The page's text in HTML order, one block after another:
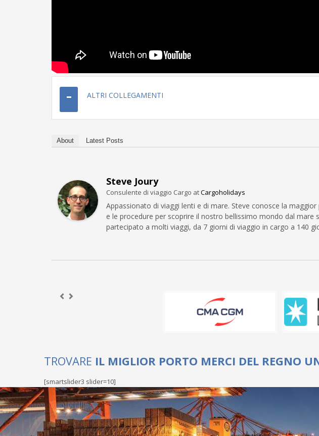
ALTRI COLLEGAMENTI
About Latest Posts
Steve Joury
Consulente di viaggio Cargo atCargoholidays
Appassionato di viaggi lenti e di mare. Steve conosce la
e le procedure per scoprire il nostro bellissimo mondo dal mare
partecipato a molti viaggi, da 7 giorni di viaggio in cargo a 140
TROVARE IL MIGLIOR PORTO MERCI DEL REGNO
[smartslider3 slider=10]